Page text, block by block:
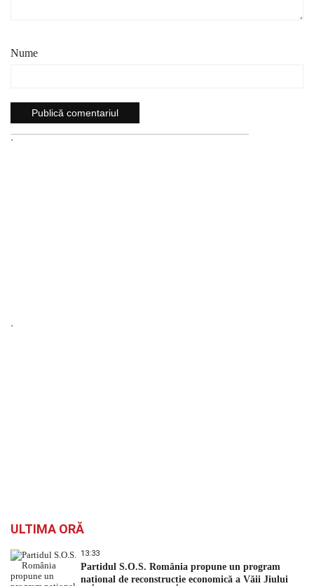
Nume
`
`
ULTIMA ORĂ
13:33
Partidul S.O.S. România propune un program
național de reconstrucție economică a Văii Jiului